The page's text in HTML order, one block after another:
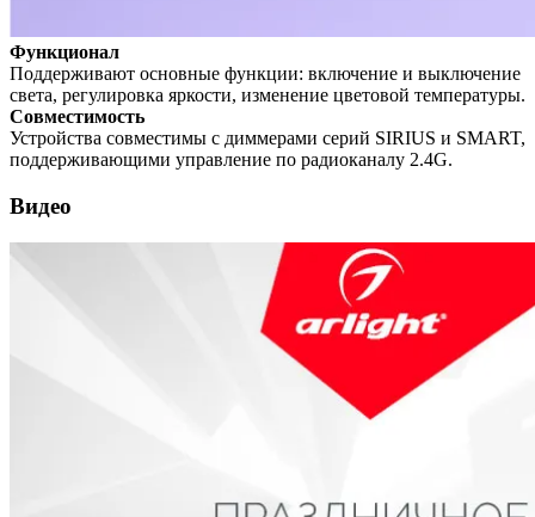
Функционал
Поддерживают основные функции: включение и выключение
света, регулировка яркости, изменение цветовой температуры.
Совместимость
Устройства совместимы с диммерами серий SIRIUS и SMART,
поддерживающими управление по радиоканалу 2.4G.
Видео